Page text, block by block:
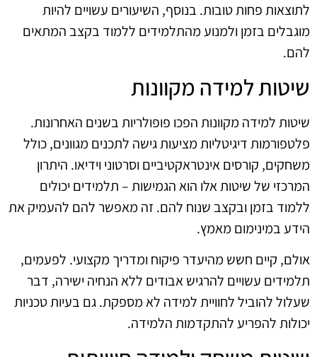
לתוצאות פחות טובות. בנוסף, השיעורים עשויים להיות
מוגבלים בזמן ולמנוע מהתלמידים ללמוד בקצב המתאים
להם.
שיטות למידה מקוונות
שיטות למידה מקוונות הפכו פופולריות בשנים האחרונות.
פלטפורמות דיגיטליות מציעות גישה לתכנים מגוונים, כולל
משחקים, קורסים אינטראקטיביים וסרטוני וידיאו. היתרון
המרכזי של שיטות אלו הוא הגמישות – תלמידים יכולים
ללמוד בזמן ובקצב שנוח להם. זה מאפשר להם להעמיק את
הידע במינימום מאמץ.
אולם, קיים חשש מהיעדר פיקוח ומדריך מקצועי. לפעמים,
תלמידים עשויים להרגיש אבודים ללא הנחיה ישירה, דבר
שעלול להוביל לחוויית למידה לא מספקת. גם בעיות טכניות
יכולות להפריע להתקדמות הלמידה.